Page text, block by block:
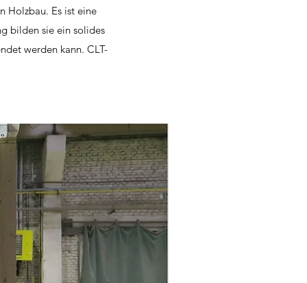
Holzbau. Es ist eine
bilden sie ein solides
werden kann. CLT-